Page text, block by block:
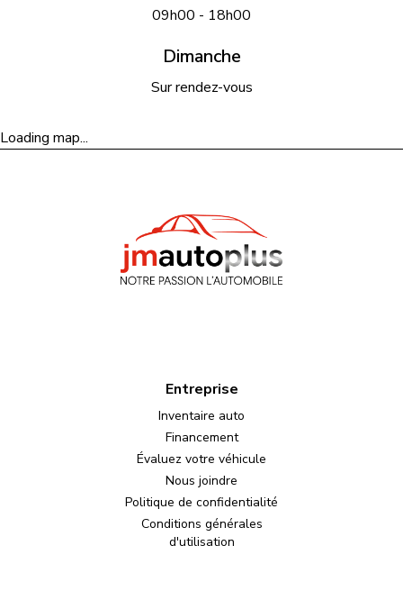
09h00 - 18h00
Dimanche
Sur rendez-vous
Loading map...
Entreprise
Inventaire auto
Financement
Évaluez votre véhicule
Nous joindre
Politique de confidentialité
Conditions générales
d'utilisation